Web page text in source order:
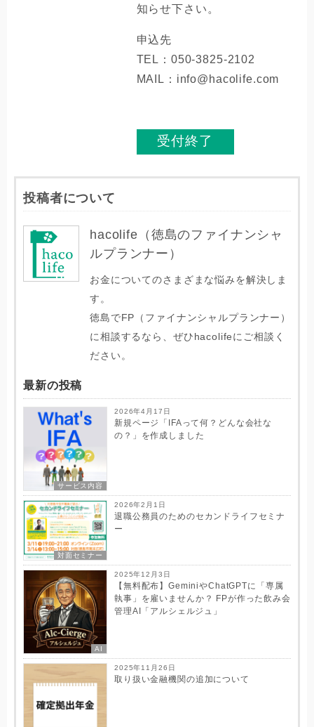
知らせ下さい。​
申込先
TEL：050-3825-2102
MAIL：info@hacolife.com
受付終了
投稿者について
hacolife（徳島のファイナンシャ
ルプランナー）
お金についてのさまざまな悩みを解決しま
す。
徳島でFP（ファイナンシャルプランナー）
に相談するなら、ぜひhacolifeにご相談く
ださい。
最新の投稿
サービス内容
2026年4月17日
新規ページ「IFAって何？どんな会社な
の？」を作成しました
対面セミナー
2026年2月1日
退職公務員のためのセカンドライフセミナ
ー
AI
2025年12月3日
【無料配布】GeminiやChatGPTに「専属
執事」を雇いませんか？ FPが作った飲み会
管理AI「アルシェルジュ」
2025年11月26日
取り扱い金融機関の追加について